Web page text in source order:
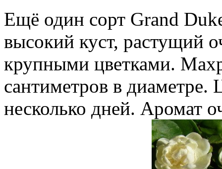
Ещё один сорт Grand
высокий куст, растущий
крупными цветками.
сантиметров в диаметре.
несколько дней. Аромат